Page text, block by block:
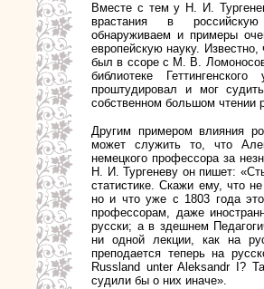
Вместе с тем у Н. И.
врастания в
обнаруживаем и примеры
европейскую науку.
был в ссоре с М. В.
библиотеке
проштудировал и мог
собственном большом чтении
Другим примером влияния
может служить то, что
немецкого профессора за
Н. И. Тургеневу он пишет:
статистике. Скажи ему, что
но и что уже с 1803 года это
профессорам, даже
русски; а в здешнем
ни одной лекции, как на
преподается теперь на
Russland unter Aleksandr I?
судили бы о них иначе».